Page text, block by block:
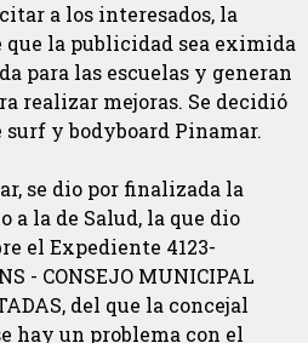
a los interesados, la
que la publicidad sea eximida
para las escuelas y generan
realizar mejoras. Se decidió
y bodyboard Pinamar.
se dio por finalizada la
a la de Salud, la que dio
el Expediente 4123-
- CONSEJO MUNICIPAL
del que la concejal
hay un problema con el